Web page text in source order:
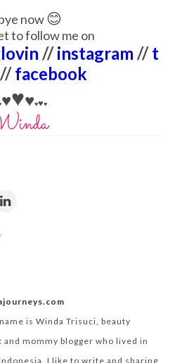
now😊
to follow me on
//instagram //t
facebook
♥♥♥♥♥♥
is Winda Trisuci, beauty
and mommy blogger who lived in
I like to write and sharing